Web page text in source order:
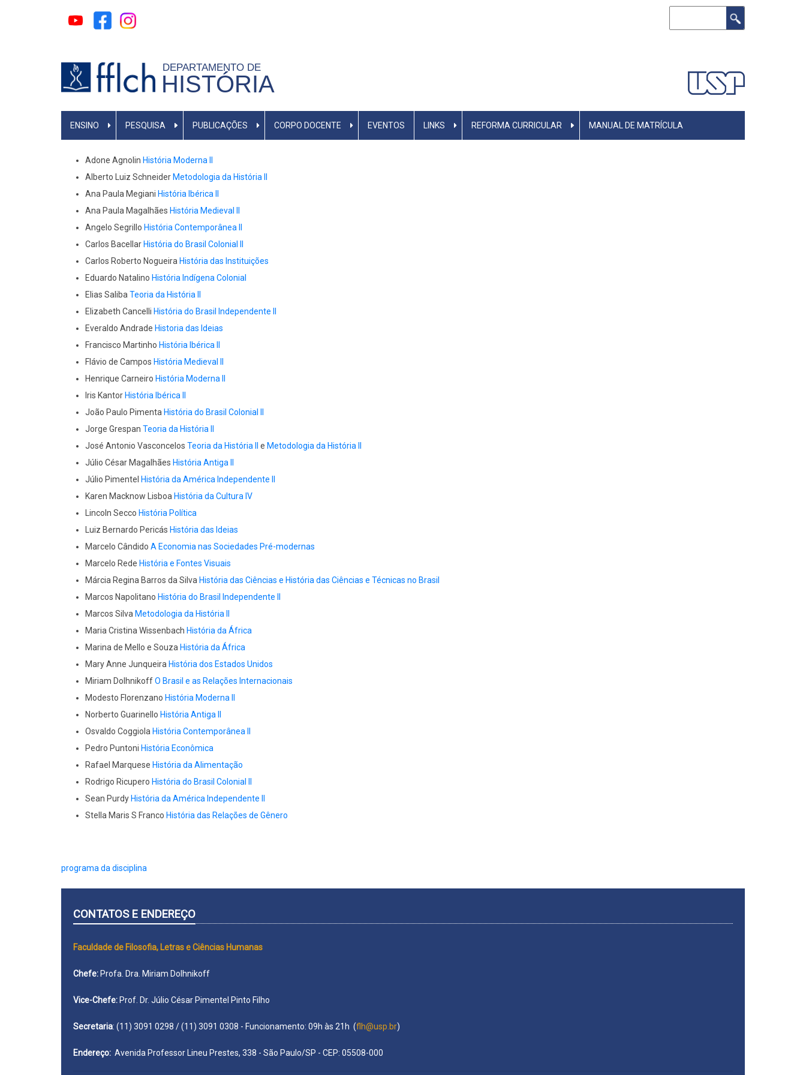
DEPARTAMENTO DE
HISTÓRIA
MAIN
ENSINO PESQUISA PUBLICAÇÕES CORPO DOCENTE EVENTOS LINKS REFORMA CURRICULAR MANUAL DE MATRÍCULA
Adone Agnolin História Moderna II
Alberto Luiz Schneider Metodologia da História II
Ana Paula Megiani História Ibérica II
Ana Paula Magalhães História Medieval II
Angelo Segrillo História Contemporânea II
Carlos Bacellar História do Brasil Colonial II
Carlos Roberto Nogueira História das Instituições
Eduardo Natalino História Indígena Colonial
Elias Saliba Teoria da História II
Elizabeth Cancelli História do Brasil Independente II
Everaldo Andrade Historia das Ideias
Francisco Martinho História Ibérica II
Flávio de Campos História Medieval II
Henrique Carneiro História Moderna II
Iris Kantor História Ibérica II
João Paulo Pimenta História do Brasil Colonial II
Jorge Grespan Teoria da História II
José Antonio Vasconcelos Teoria da História II e Metodologia da História II
Júlio César Magalhães História Antiga II
Júlio Pimentel História da América Independente II
Karen Macknow Lisboa História da Cultura IV
Lincoln Secco História Política
Luiz Bernardo Pericás História das Ideias
Marcelo Cândido A Economia nas Sociedades Pré-modernas
Marcelo Rede História e Fontes Visuais
Márcia Regina Barros da Silva História das Ciências e História das Ciências e Técnicas no Brasil
Marcos Napolitano História do Brasil Independente II
Marcos Silva Metodologia da História II
Maria Cristina Wissenbach História da África
Marina de Mello e Souza História da África
Mary Anne Junqueira História dos Estados Unidos
Miriam DolhnikoffO Brasil e as Relações Internacionais
Modesto Florenzano História Moderna II
Norberto Guarinello História Antiga II
Osvaldo Coggiola História Contemporânea II
Pedro Puntoni História Econômica
Rafael Marquese História da Alimentação
Rodrigo Ricupero História do Brasil Colonial II
Sean Purdy História da América Independente II
Stella Maris S Franco História das Relações de Gênero
programa da disciplina
CONTATOS E ENDEREÇO
Faculdade de Filosofia, Letras e Ciências Humanas
Chefe: Profa. Dra. Miriam Dolhnikoff
Vice-Chefe: Prof. Dr. Júlio César Pimentel Pinto Filho
Secretaria: (11) 3091 0298 / (11) 3091 0308 - Funcionamento: 09h às 21h (flh@usp.br)
Endereço: Avenida Professor Lineu Prestes, 338 - São Paulo/SP - CEP: 05508-000